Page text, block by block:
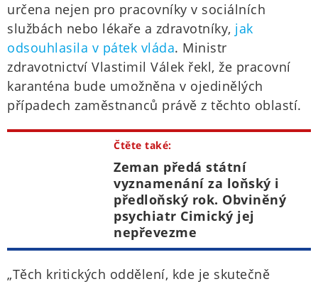
určena nejen pro pracovníky v sociálních
službách nebo lékaře a zdravotníky, jak
odsouhlasila v pátek vláda. Ministr
zdravotnictví Vlastimil Válek řekl, že pracovní
karanténa bude umožněna v ojedinělých
případech zaměstnanců právě z těchto oblastí.
Čtěte také:
Zeman předá státní
vyznamenání za loňský i
předloňský rok. Obviněný
psychiatr Cimický jej
nepřevezme
„Těch kritických oddělení, kde je skutečně